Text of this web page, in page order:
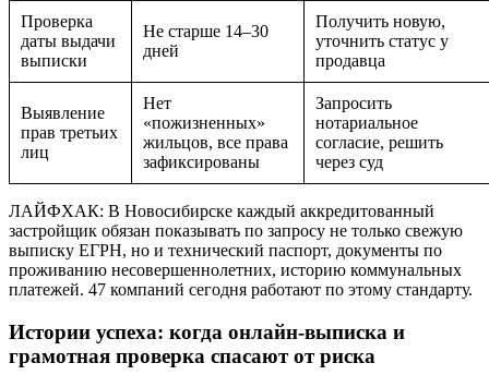
Проверка
даты выдачи
выписки
Не старше 14–30
дней
Получить новую,
уточнить статус у
продавца
Выявление
прав третьих
лиц
Нет
«пожизненных»
жильцов, все права
зафиксированы
Запросить
нотариальное
согласие, решить
через суд
ЛАЙФХАК: В Новосибирске каждый аккредитованный
застройщик обязан показывать по запросу не только свежую
выписку ЕГРН, но и технический паспорт, документы по
проживанию несовершеннолетних, историю коммунальных
платежей. 47 компаний сегодня работают по этому стандарту.
Истории успеха: когда онлайн-выписка и
грамотная проверка спасают от риска